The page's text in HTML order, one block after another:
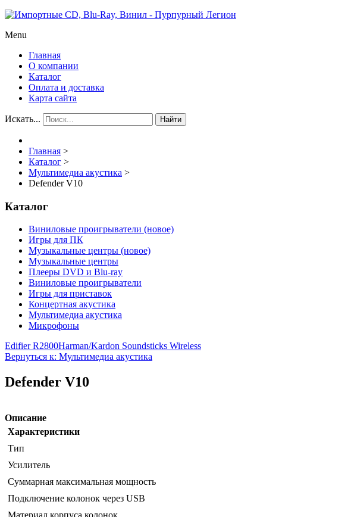
Menu
Главная
О компании
Каталог
Оплата и доставка
Карта сайта
Искать... Найти
Главная >
Каталог >
Мультимедиа акустика >
Defender V10
Каталог
Виниловые проигрыватели (новое)
Игры для ПК
Музыкальные центры (новое)
Музыкальные центры
Плееры DVD и Blu-ray
Виниловые проигрыватели
Игры для приставок
Концертная акустика
Мультимедиа акустика
Микрофоны
Edifier R2800Harman/Kardon Soundsticks Wireless
Вернуться к: Мультимедиа акустика
Defender V10
Описание
Характеристики
Тип
Усилитель
Суммарная максимальная мощность
Подключение колонок через USB